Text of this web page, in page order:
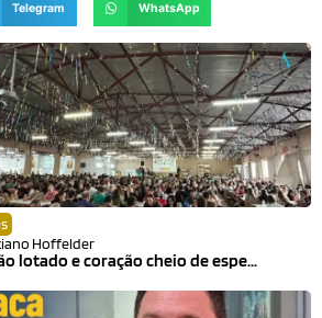
Telegram WhatsApp
Hoffelder
lotado e coração cheio de espe...